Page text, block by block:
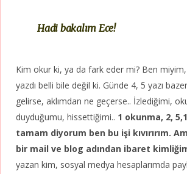
Hadi bakalım Ece!
Kim okur ki, ya da fark eder mi? Ben
yazdı belli bile değil ki. Günde 4, 5 yazı
gelirse, aklımdan ne geçerse.. İzlediğimi,
duyduğumu, hissettiğimi.. 1 okunma, 2,
tamam diyorum ben bu işi kıvırırım.
bir mail ve blog adından ibaret
yazan kim, sosyal medya hesaplarımda